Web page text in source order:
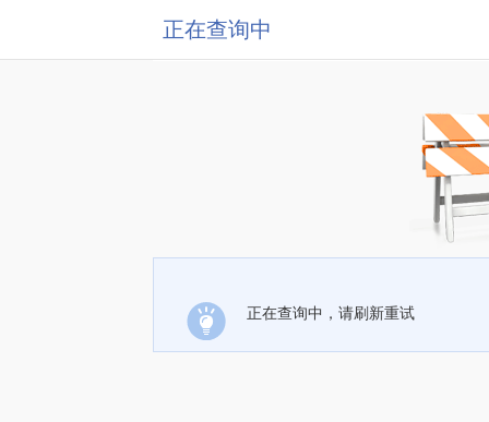
正在查询中
正在查询中，请刷新重试